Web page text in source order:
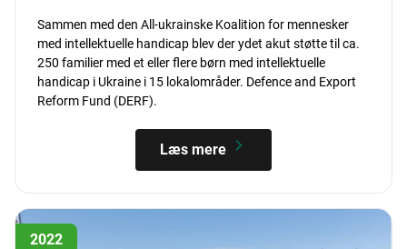
Sammen med den All-ukrainske Koalition for mennesker
med intellektuelle handicap blev der ydet akut støtte til ca.
250 familier med et eller flere børn med intellektuelle
handicap i Ukraine i 15 lokalområder. Defence and Export
Reform Fund (DERF).
Læs mere
2022